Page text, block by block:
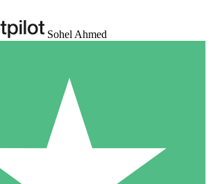
Sohel Ahmed